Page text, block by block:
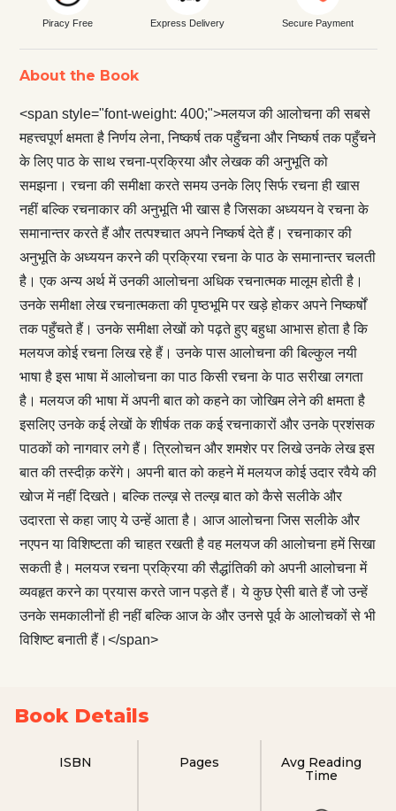
Piracy Free Express Delivery Secure Payment
About the Book
<span style="font-weight: 400;">मलयज की आलोचना की सबसे
महत्त्वपूर्ण क्षमता है निर्णय लेना, निष्कर्ष तक पहुँचना और निष्कर्ष तक पहुँचने
के लिए पाठ के साथ रचना-प्रक्रिया और लेखक की अनुभूति को
समझना। रचना की समीक्षा करते समय उनके लिए सिर्फ रचना ही खास
नहीं बल्कि रचनाकार की अनुभूति भी खास है जिसका अध्ययन वे रचना के
समानान्तर करते हैं और तत्पश्चात अपने निष्कर्ष देते हैं। रचनाकार की
अनुभूति के अध्ययन करने की प्रक्रिया रचना के पाठ के समानान्तर चलती
है। एक अन्य अर्थ में उनकी आलोचना अधिक रचनात्मक मालूम होती है।
उनके समीक्षा लेख रचनात्मकता की पृष्ठभूमि पर खड़े होकर अपने निष्कर्षों
तक पहुँचते हैं। उनके समीक्षा लेखों को पढ़ते हुए बहुधा आभास होता है कि
मलयज कोई रचना लिख रहे हैं। उनके पास आलोचना की बिल्कुल नयी
भाषा है इस भाषा में आलोचना का पाठ किसी रचना के पाठ सरीखा लगता
है। मलयज की भाषा में अपनी बात को कहने का जोखिम लेने की क्षमता है
इसलिए उनके कई लेखों के शीर्षक तक कई रचनाकारों और उनके प्रशंसक
पाठकों को नागवार लगे हैं। त्रिलोचन और शमशेर पर लिखे उनके लेख इस
बात की तस्दीक़ करेंगे। अपनी बात को कहने में मलयज कोई उदार रवैये की
खोज में नहीं दिखते। बल्कि तल्ख़ से तल्ख़ बात को कैसे सलीके और
उदारता से कहा जाए ये उन्हें आता है। आज आलोचना जिस सलीके और
नएपन या विशिष्टता की चाहत रखती है वह मलयज की आलोचना हमें सिखा
सकती है। मलयज रचना प्रक्रिया की सैद्धांतिकी को अपनी आलोचना में
व्यवहृत करने का प्रयास करते जान पड़ते हैं। ये कुछ ऐसी बाते हैं जो उन्हें
उनके समकालीनों ही नहीं बल्कि आज के और उनसे पूर्व के आलोचकों से भी
विशिष्ट बनाती हैं।</span>
Book Details
ISBN Pages
Avg Reading
Time